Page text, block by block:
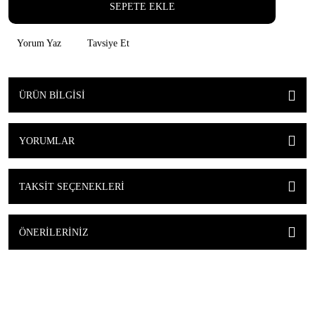
SEPETE EKLE
Yorum Yaz Tavsiye Et
ÜRÜN BILGISI
YORUMLAR
TAKSIT SEÇENEKLERI
ÖNERILERINIZ